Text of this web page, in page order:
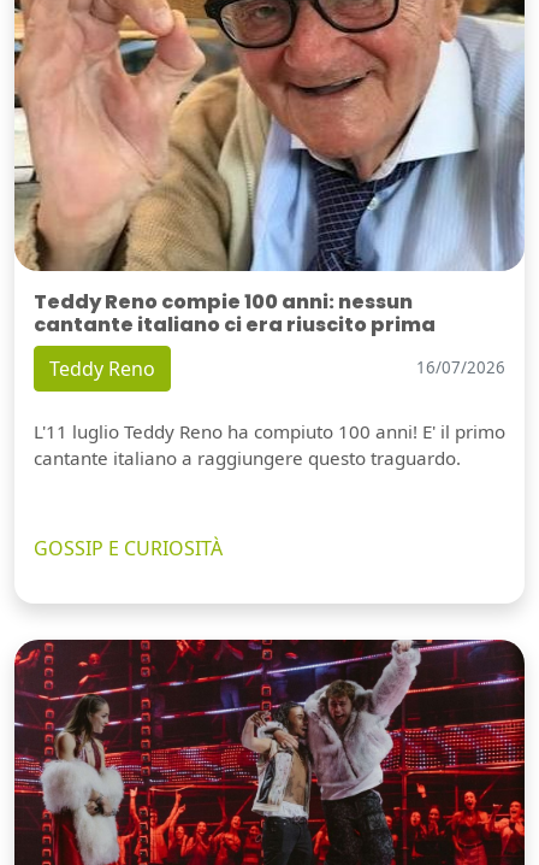
Teddy Reno compie 100 anni: nessun
cantante italiano ci era riuscito prima
Teddy Reno 16/07/2026
L'11 luglio Teddy Reno ha compiuto 100 anni! E' il primo
cantante italiano a raggiungere questo traguardo.
GOSSIP E CURIOSITÀ